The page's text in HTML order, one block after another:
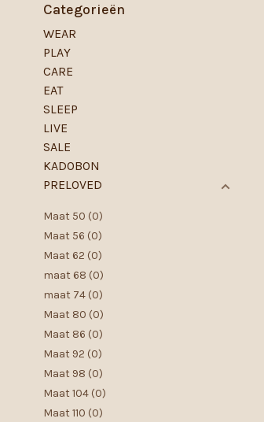
Categorieën
WEAR
PLAY
CARE
EAT
SLEEP
LIVE
SALE
KADOBON
PRELOVED
Maat 50 (0)
Maat 56 (0)
Maat 62 (0)
maat 68 (0)
maat 74 (0)
Maat 80 (0)
Maat 86 (0)
Maat 92 (0)
Maat 98 (0)
Maat 104 (0)
Maat 110 (0)